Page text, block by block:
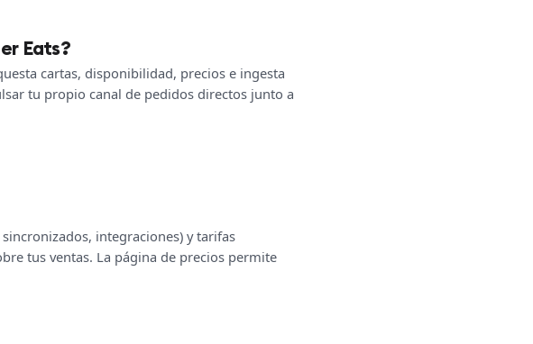
Eats?
cartas, disponibilidad, precios e ingesta
tu propio canal de pedidos directos junto a
integraciones) y tarifas
tus ventas. La página de precios permite